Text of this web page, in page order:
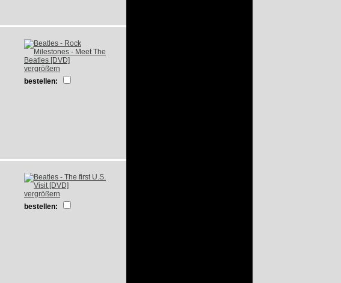
vergrößern
bestellen:
vergrößern
bestellen: